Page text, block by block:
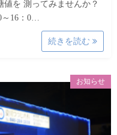
を 測ってみませんか？
～16：0…
続きを読む
お知らせ